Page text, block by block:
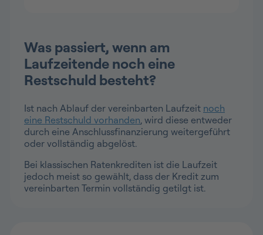
Was passiert, wenn am
Laufzeitende noch eine
Restschuld besteht?
Ist nach Ablauf der vereinbarten Laufzeit noch
eine Restschuld vorhanden, wird diese entweder
durch eine Anschlussfinanzierung weitergeführt
oder vollständig abgelöst.
Bei klassischen Ratenkrediten ist die Laufzeit
jedoch meist so gewählt, dass der Kredit zum
vereinbarten Termin vollständig getilgt ist.